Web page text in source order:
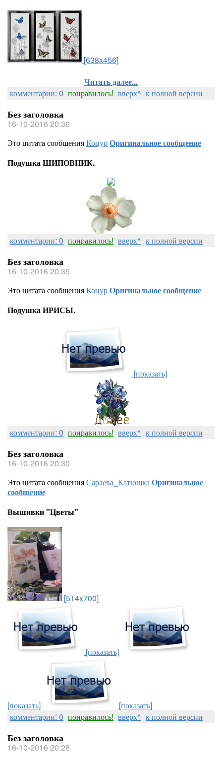
[638x456]
Читать далее...
комментарии: 0 понравилось! вверх^ к полной версии
Без заголовка
16-10-2016 20:36
Это цитата сообщенияКоцурОригинальное сообщение
Подушка ШИПОВНИК.
комментарии: 0 понравилось! вверх^ к полной версии
Без заголовка
16-10-2016 20:35
Это цитата сообщенияКоцурОригинальное сообщение
Подушка ИРИСЫ.
[показать]
комментарии: 0 понравилось! вверх^ к полной версии
Без заголовка
16-10-2016 20:30
Это цитата сообщенияСараева_КатющкаОригинальное
сообщение
Вышивки "Цветы"
[514x700]
[показать]
[показать]
[показать]
комментарии: 0 понравилось! вверх^ к полной версии
Без заголовка
16-10-2016 20:28